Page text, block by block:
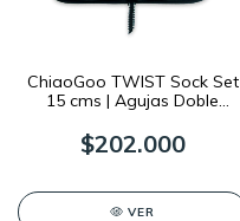
ChiaoGoo TWIST Sock Set
15 cms | Agujas Doble
$202.000
VER